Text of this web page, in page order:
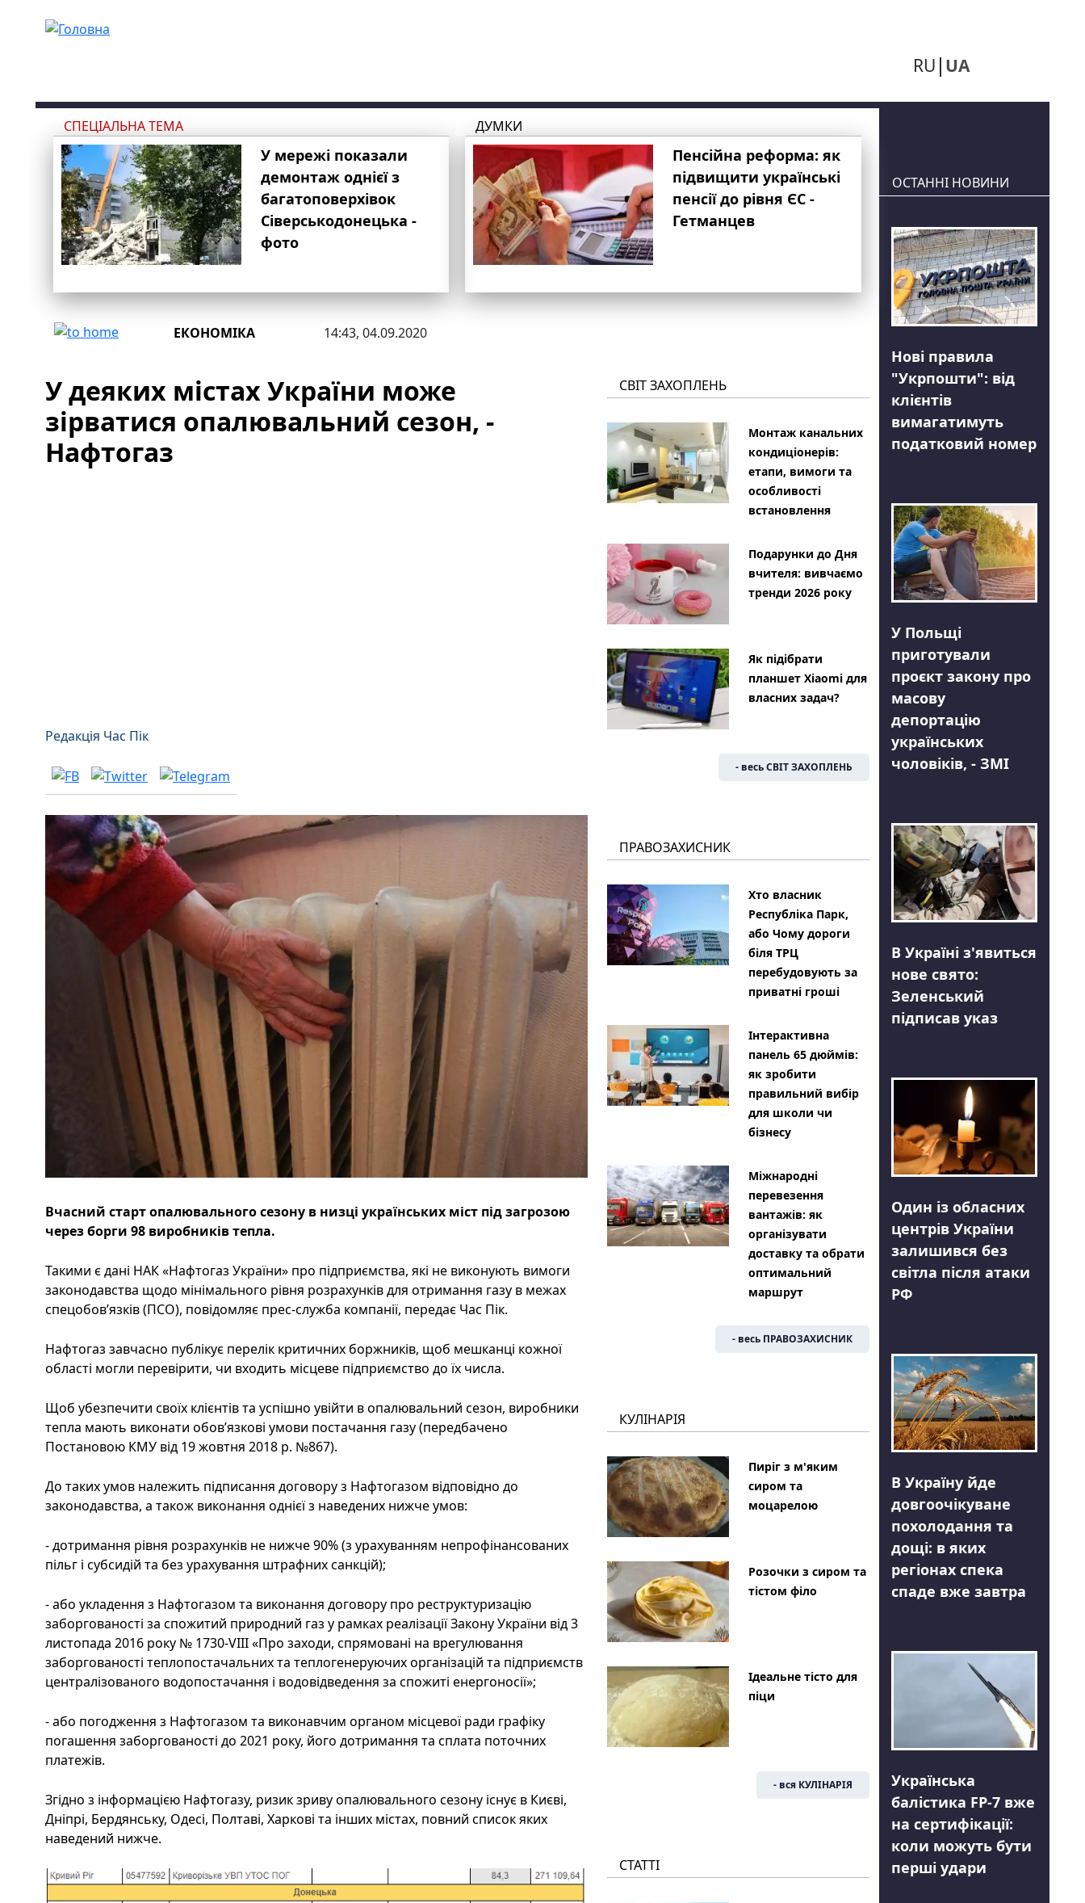
RU UA
СПЕЦІАЛЬНА ТЕМА
У мережі показали
демонтаж однієї з
багатоповерхівок
Сіверськодонецька -
фото
ДУМКИ
Пенсійна реформа: як
підвищити українські
пенсії до рівня ЄС -
Гетманцев
ЕКОНОМІКА 14:43, 04.09.2020
У деяких містах України може
зірватися опалювальний сезон, -
Нафтогаз
Редакція Час Пік
Вчасний старт опалювального сезону в низці українських міст під загрозою
через борги 98 виробників тепла.
Такими є дані НАК «Нафтогаз України» про підприємства, які не виконують вимоги
законодавства щодо мінімального рівня розрахунків для отримання газу в межах
спецобов’язків (ПСО), повідомляє прес-служба компанії, передає Час Пік.
Нафтогаз завчасно публікує перелік критичних боржників, щоб мешканці кожної
області могли перевірити, чи входить місцеве підприємство до їх числа.
Щоб убезпечити своїх клієнтів та успішно увійти в опалювальний сезон, виробники
тепла мають виконати обов’язкові умови постачання газу (передбачено
Постановою КМУ від 19 жовтня 2018 р. №867).
До таких умов належить підписання договору з Нафтогазом відповідно до
законодавства, а також виконання однієї з наведених нижче умов:
- дотримання рівня розрахунків не нижче 90% (з урахуванням непрофінансованих
пільг і субсидій та без урахування штрафних санкцій);
- або укладення з Нафтогазом та виконання договору про реструктуризацію
заборгованості за спожитий природний газ у рамках реалізації Закону України від 3
листопада 2016 року № 1730-VIII «Про заходи, спрямовані на врегулювання
заборгованості теплопостачальних та теплогенеруючих організацій та підприємств
централізованого водопостачання і водовідведення за спожиті енергоносії»;
- або погодження з Нафтогазом та виконавчим органом місцевої ради графіку
погашення заборгованості до 2021 року, його дотримання та сплата поточних
платежів.
Згідно з інформацією Нафтогазу, ризик зриву опалювального сезону існує в Києві,
Дніпрі, Бердянську, Одесі, Полтаві, Харкові та інших містах, повний список яких
наведений нижче.
СВІТ ЗАХОПЛЕНЬ
Монтаж канальних
кондиціонерів:
етапи, вимоги та
особливості
встановлення
Подарунки до Дня
вчителя: вивчаємо
тренди 2026 року
Як підібрати
планшет Xiaomi для
власних задач?
- весь СВІТ ЗАХОПЛЕНЬ
ПРАВОЗАХИСНИК
Хто власник
Республіка Парк,
або Чому дороги
біля ТРЦ
перебудовують за
приватні гроші
Інтерактивна
панель 65 дюймів:
як зробити
правильний вибір
для школи чи
бізнесу
Міжнародні
перевезення
вантажів: як
організувати
доставку та обрати
оптимальний
маршрут
- весь ПРАВОЗАХИСНИК
КУЛІНАРІЯ
Пиріг з м'яким
сиром та
моцарелою
Розочки з сиром та
тістом філо
Ідеальне тісто для
піци
- вся КУЛІНАРІЯ
СТАТТІ
ОСТАННІ НОВИНИ
Нові правила
"Укрпошти": від
клієнтів
вимагатимуть
податковий номер
У Польщі
приготували
проєкт закону про
масову
депортацію
українських
чоловіків, - ЗМІ
В Україні з'явиться
нове свято:
Зеленський
підписав указ
Один із обласних
центрів України
залишився без
світла після атаки
РФ
В Україну йде
довгоочікуване
похолодання та
дощі: в яких
регіонах спека
спаде вже завтра
Українська
балістика FP-7 вже
на сертифікації:
коли можуть бути
перші удари